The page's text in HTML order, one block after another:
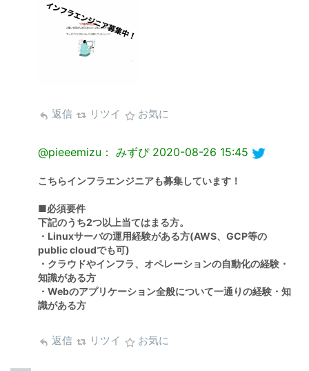
返信 リツイ お気に
@pieeemizu： みずぴ 2020-08-26 15:45
こちらインフラエンジニアも募集しています！
■必須要件
下記のうち2つ以上当てはまる方。
・Linuxサーバの運用経験がある方(AWS、GCP等の
public cloudでも可)
・クラウドやインフラ、オペレーションの自動化の経験・
知識がある方
・Webのアプリケーション全般について一通りの経験・知
識がある方
返信 リツイ お気に